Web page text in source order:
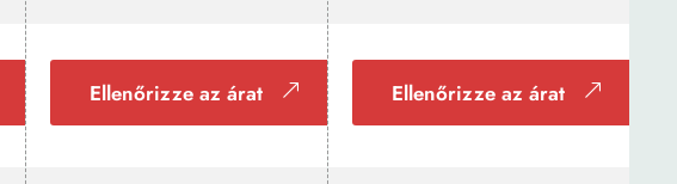
Ellenőrizze az árat Ellenőrizze az árat